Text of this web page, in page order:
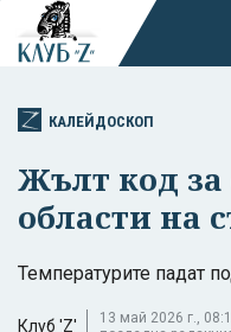
КАЛЕЙДОСКОП
Жълт код за
области на
Температурите падат
Клуб 'Z'
13 май 2026 г.,